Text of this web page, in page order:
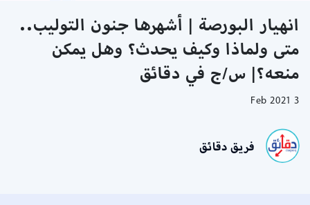
انهيار البورصة | أشهرها جنون التوليب..
متى ولماذا وكيف يحدث؟ وهل يمكن
منعه؟| س/ج في دقائق
3 Feb 2021
فريق دقائق